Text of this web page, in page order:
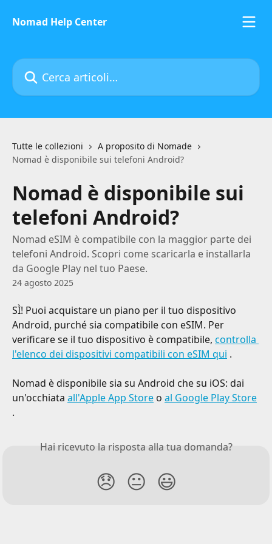
Nomad Help Center
Cerca articoli…
Tutte le collezioni
A proposito di Nomade
Nomad è disponibile sui telefoni Android?
Nomad è disponibile sui
telefoni Android?
Nomad eSIM è compatibile con la maggior parte dei
telefoni Android. Scopri come scaricarla e installarla
da Google Play nel tuo Paese.
24 agosto 2025
SÌ! Puoi acquistare un piano per il tuo dispositivo
Android, purché sia ​​compatibile con eSIM. Per
verificare se il tuo dispositivo è compatibile, controlla
l'elenco dei dispositivi compatibili con eSIM qui .
Nomad è disponibile sia su Android che su iOS: dai
un'occhiata all'Apple App Store o al Google Play Store
.
Hai ricevuto la risposta alla tua domanda?
😞 😐 😃